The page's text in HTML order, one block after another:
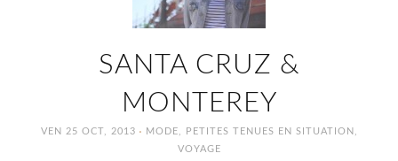
SANTA CRUZ &
MONTEREY
VEN 25 OCT, 2013 · MODE, PETITES TENUES EN SITUATION ,
VOYAGE